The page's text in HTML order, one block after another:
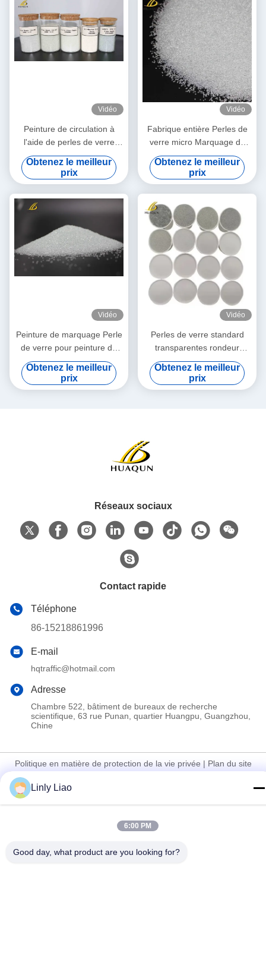
Vidéo
Peinture de circulation à
l'aide de perles de verre
réfléchissantes Peinture de
route à l'aide de perles de
verre standard Peinture
thermoplastique
Obtenez le meilleur
prix
Vidéo
Fabrique entière Perles de
verre micro Marquage de
route thermoplastique
Utiliser des perles de verre à
haute réflectivité
Obtenez le meilleur
prix
Vidéo
Peinture de marquage Perle
de verre pour peinture de
marquage de route
thermoplastique
Obtenez le meilleur
prix
Vidéo
Perles de verre standard
transparentes rondeur
perles de verre blanches
réfléchissantes marquage de
la route perles de verre
Obtenez le meilleur
prix
Réseaux sociaux
Contact rapide
Téléphone
86-15218861996
E-mail
hqtraffic@hotmail.com
Adresse
Chambre 522, bâtiment de bureaux de recherche
scientifique, 63 rue Punan, quartier Huangpu, Guangzhou,
Chine
Politique en matière de protection de la vie privée| Plan du site
Bonne qualité de la Chine peinture thermoplastique de marquage
routier Fournisseur. © de Copyright 2024-2026 Guangdong Hua
Linly Liao
6:00 PM
Good day, what product are you looking for?